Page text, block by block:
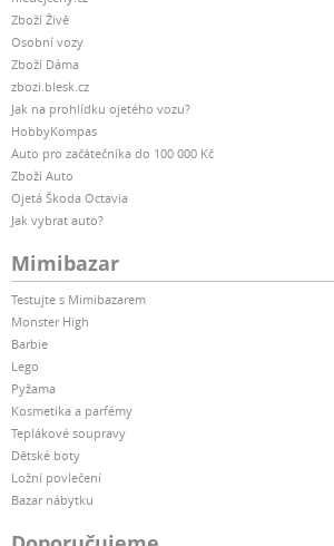
Zboží Živě
Osobní vozy
Zboží Dáma
zbozi.blesk.cz
Jak na prohlídku ojetého vozu?
HobbyKompas
Auto pro začátečníka do 100 000 Kč
Zboží Auto
Ojetá Škoda Octavia
Jak vybrat auto?
Mimibazar
Testujte s Mimibazarem
Monster High
Barbie
Lego
Pyžama
Kosmetika a parfémy
Teplákové soupravy
Dětské boty
Ložní povlečení
Bazar nábytku